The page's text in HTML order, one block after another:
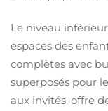
Le niveau
espaces des
complètes avec
superposés pour
aux invités, offre